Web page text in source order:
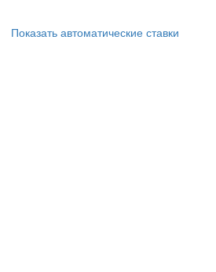
Показать автоматические ставки